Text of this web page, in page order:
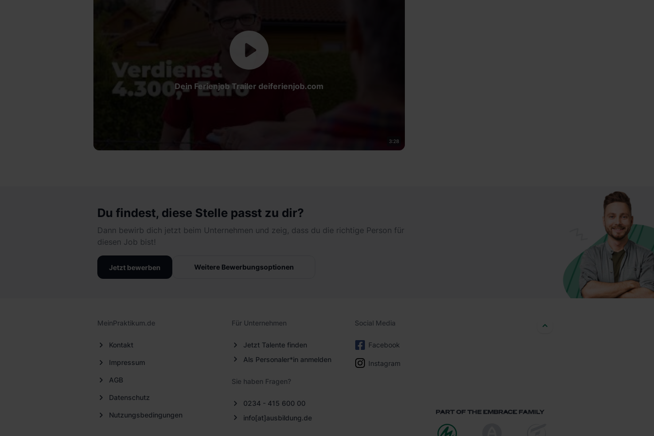
Dein Ferienjob Trailer deiferienjob.com
3:28
Du findest, diese Stelle passt zu dir?
Dann bewirb dich jetzt beim Unternehmen und zeig, dass du die richtige Person für
diesen Job bist!
Jetzt bewerben Weitere Bewerbungsoptionen
MeinPraktikum.de
Kontakt
Impressum
AGB
Datenschutz
Nutzungsbedingungen
Für Unternehmen
Jetzt Talente finden
Als Personaler*in anmelden
Sie haben Fragen?
0234 - 415 600 00
info[at]ausbildung.de
Social Media
Facebook
Instagram